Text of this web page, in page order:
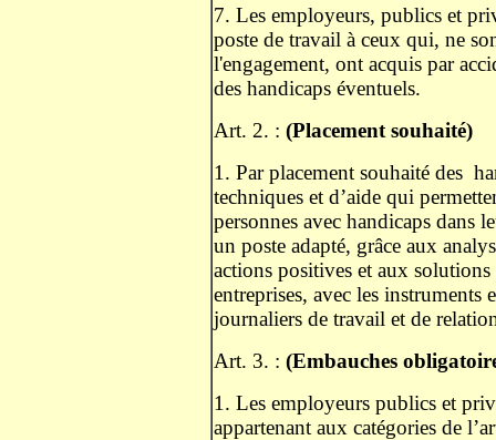
7. Les employeurs, publics et
poste de travail à ceux qui, ne
l'engagement, ont acquis par
des handicaps éventuels.
Art. 2. : (Placement souhaité)
1. Par placement souhaité des
techniques et d’aide qui
personnes avec handicaps dans
un poste adapté, grâce aux
actions positives et aux solutions
entreprises, avec les instruments
journaliers de travail et de
Art. 3. : (Embauches
1. Les employeurs publics et
appartenant aux catégories de